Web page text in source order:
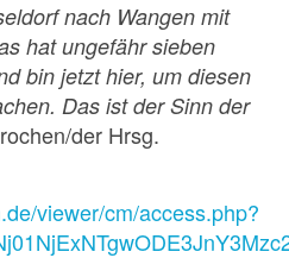
nach Wangen mit
hat ungefähr sieben
bin jetzt hier, um diesen
Das ist der Sinn der
der Hrsg.
viewer/cm/access.php?